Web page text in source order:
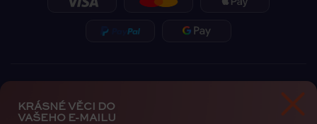
KRÁSNÉ VĚCI DO
VAŠEHO E-MAILU